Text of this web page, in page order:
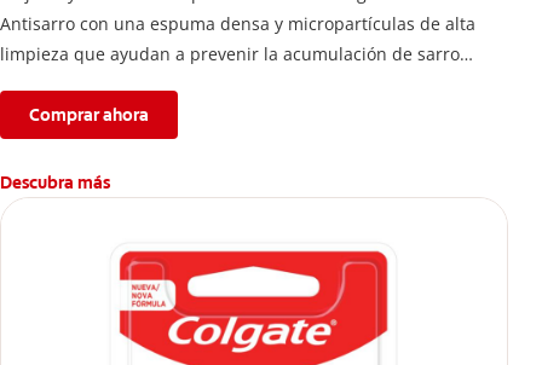
Antisarro con una espuma densa y micropartículas de alta
limpieza que ayudan a prevenir la acumulación de sarro
Comprar ahora
Descubra más